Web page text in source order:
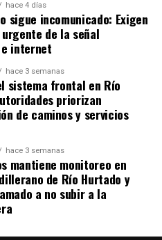
hace 4 días
sigue incomunicado: Exigen
de la señal
internet
hace 3 semanas
sistema frontal en Río
priorizan
de caminos y servicios
hace 3 semanas
mantiene monitoreo en
de Río Hurtado y
a no subir a la